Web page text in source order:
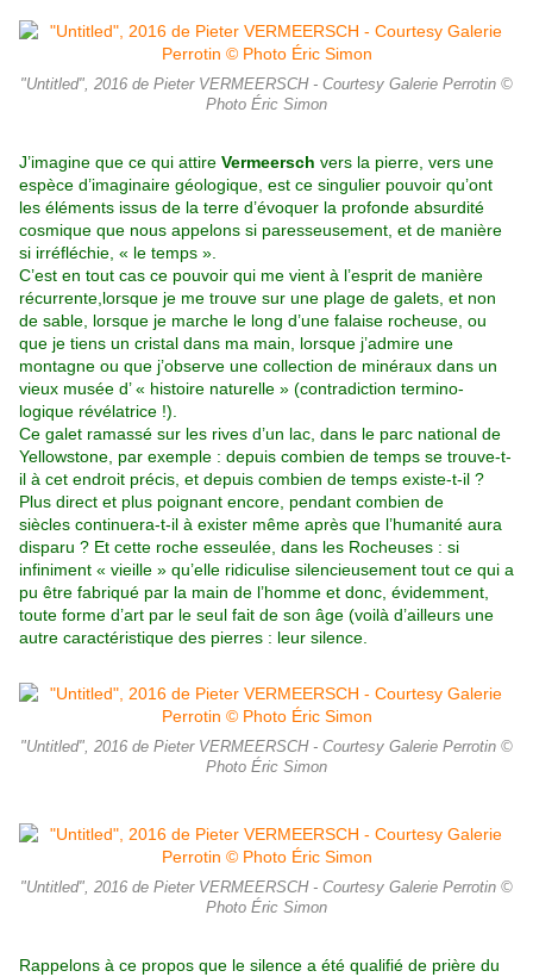
"Untitled", 2016 de Pieter VERMEERSCH - Courtesy Galerie Perrotin ©
Photo Éric Simon
J’imagine que ce qui attire Vermeersch vers la pierre, vers une
espèce d’imaginaire géologique, est ce singulier pouvoir qu’ont
les éléments issus de la terre d’évoquer la profonde absurdité
cosmique que nous appelons si paresseusement, et de manière
si irréfléchie, « le temps ».
C’est en tout cas ce pouvoir qui me vient à l’esprit de manière
récurrente,lorsque je me trouve sur une plage de galets, et non
de sable, lorsque je marche le long d’une falaise rocheuse, ou
que je tiens un cristal dans ma main, lorsque j’admire une
montagne ou que j’observe une collection de minéraux dans un
vieux musée d’ « histoire naturelle » (contradiction termino-
logique révélatrice !).
Ce galet ramassé sur les rives d’un lac, dans le parc national de
Yellowstone, par exemple : depuis combien de temps se trouve-t-
il à cet endroit précis, et depuis combien de temps existe-t-il ?
Plus direct et plus poignant encore, pendant combien de
siècles continuera-t-il à exister même après que l’humanité aura
disparu ? Et cette roche esseulée, dans les Rocheuses : si
infiniment « vieille » qu’elle ridiculise silencieusement tout ce qui a
pu être fabriqué par la main de l’homme et donc, évidemment,
toute forme d’art par le seul fait de son âge (voilà d’ailleurs une
autre caractéristique des pierres : leur silence.
"Untitled", 2016 de Pieter VERMEERSCH - Courtesy Galerie Perrotin ©
Photo Éric Simon
"Untitled", 2016 de Pieter VERMEERSCH - Courtesy Galerie Perrotin ©
Photo Éric Simon
Rappelons à ce propos que le silence a été qualifié de prière du